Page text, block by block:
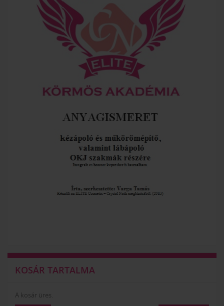
KOSÁR TARTALMA
A kosár üres.